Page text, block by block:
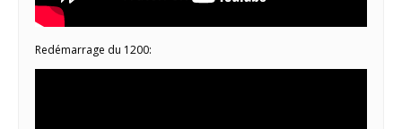
Redémarrage du 1200: